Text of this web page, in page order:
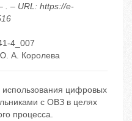
. – URL: https://e-
4_007
А. Королева
цифровых
с ОВЗ в целях
процесса.